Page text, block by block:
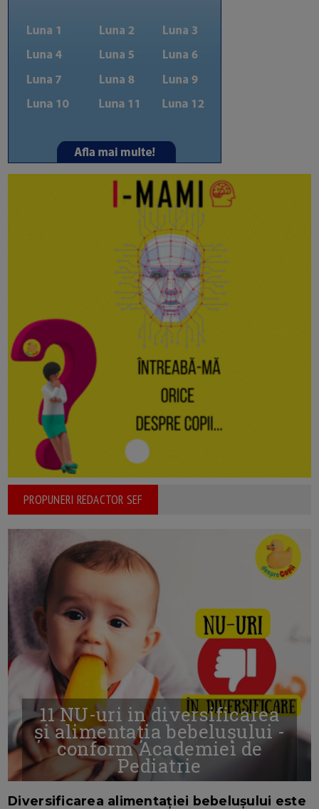
PROPUNERI REDACTOR SEF
11 NU-uri in diversificarea
și alimentația bebelușului -
conform Academiei de
Pediatrie
Diversificarea alimentației bebelușului este